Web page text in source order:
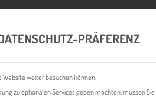
PLÄNE EVENTS & NEWS INHALT
PRÄFERENZ
weiter besuchen können.
zu optionalen Services geben möchten, müssen